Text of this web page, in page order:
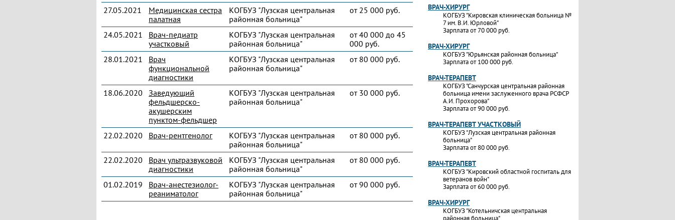
27.05.2021
Медицинская сестра
палатная
КОГБУЗ "Лузская центральная
районная больница"
от 25 000 руб.
24.05.2021
Врач-педиатр
участковый
КОГБУЗ "Лузская центральная
районная больница"
от 40 000 до 45
000 руб.
28.01.2021
Врач
функциональной
диагностики
КОГБУЗ "Лузская центральная
районная больница"
от 80 000 руб.
18.06.2020
Заведующий
фельдшерско-
акушерским
пунктом-фельдшер
КОГБУЗ "Лузская центральная
районная больница"
от 30 000 руб.
22.02.2020 Врач-рентгенолог
КОГБУЗ "Лузская центральная
районная больница"
от 80 000 руб.
22.02.2020
Врач ультразвуковой
диагностики
КОГБУЗ "Лузская центральная
районная больница"
от 80 000 руб.
01.02.2019
Врач-анестезиолог-
реаниматолог
КОГБУЗ "Лузская центральная
районная больница"
от 90 000 руб.
ВРАЧ-ХИРУРГ
КОГБУЗ "Кировская клиническая больница №
7 им. В.И. Юрловой"
Зарплата от 70 000 руб.
ВРАЧ-ХИРУРГ
КОГБУЗ "Юрьянская районная больница"
Зарплата от 100 000 руб.
ВРАЧ-ТЕРАПЕВТ
КОГБУЗ "Санчурская центральная районная
больница имени заслуженного врача РСФСР
А.И. Прохорова"
Зарплата от 90 000 руб.
ВРАЧ-ТЕРАПЕВТ УЧАСТКОВЫЙ
КОГБУЗ "Лузская центральная районная
больница"
Зарплата от 80 000 руб.
ВРАЧ-ТЕРАПЕВТ
КОГБУЗ "Кировский областной госпиталь для
ветеранов войн"
Зарплата от 60 000 руб.
ВРАЧ-ХИРУРГ
КОГБУЗ "Котельничская центральная
районная больница"